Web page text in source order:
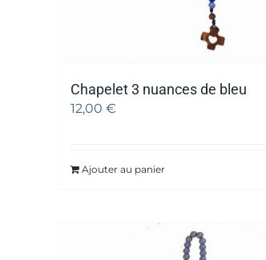
Chapelet 3 nuances de bleu
12,00 €
Ajouter au panier